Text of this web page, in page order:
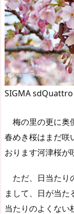
SIGMA
梅の里の更に奥
春めき桜はまだ咲
おります河津桜が
ただ、日当たり
まして、日が当
当たりのよくない